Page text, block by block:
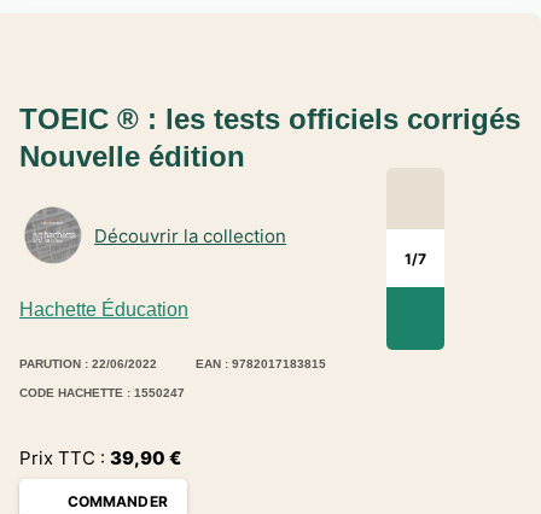
1/7
Hachette Éducation
Découvrir la collection
TOEIC ® : les tests officiels corrigés
Nouvelle édition
PARUTION : 22/06/2022 EAN : 9782017183815
CODE HACHETTE : 1550247
Prix TTC : 39,90 €
COMMANDER